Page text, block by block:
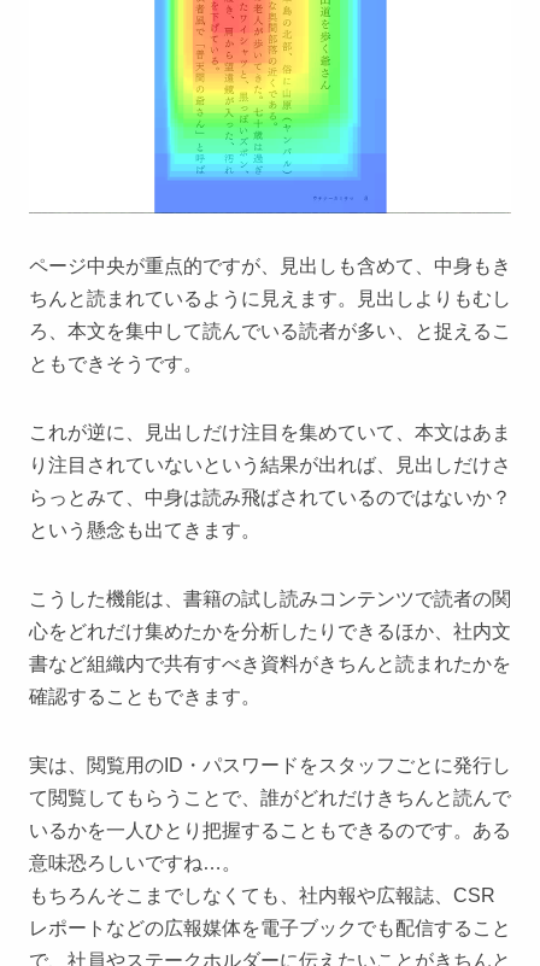
ページ中央が重点的ですが、見出しも含めて、中身もき
ちんと読まれているように見えます。見出しよりもむし
ろ、本文を集中して読んでいる読者が多い、と捉えるこ
ともできそうです。
これが逆に、見出しだけ注目を集めていて、本文はあま
り注目されていないという結果が出れば、見出しだけさ
らっとみて、中身は読み飛ばされているのではないか？
という懸念も出てきます。
こうした機能は、書籍の試し読みコンテンツで読者の関
心をどれだけ集めたかを分析したりできるほか、社内文
書など組織内で共有すべき資料がきちんと読まれたかを
確認することもできます。
実は、閲覧用のID・パスワードをスタッフごとに発行し
て閲覧してもらうことで、誰がどれだけきちんと読んで
いるかを一人ひとり把握することもできるのです。ある
意味恐ろしいですね…。
もちろんそこまでしなくても、社内報や広報誌、CSR
レポートなどの広報媒体を電子ブックでも配信すること
で、社員やステークホルダーに伝えたいことがきちんと